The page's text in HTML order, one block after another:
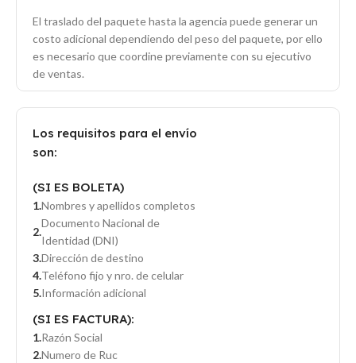
El traslado del paquete hasta la agencia puede generar un
costo adicional dependiendo del peso del paquete, por ello
es necesario que coordine previamente con su ejecutivo
de ventas.
Los requisitos para el envío
son:
(SI ES BOLETA)
Nombres y apellidos completos
Documento Nacional de
Identidad (DNI)
Dirección de destino
Teléfono fijo y nro. de celular
Información adicional
(SI ES FACTURA):
Razón Social
Numero de Ruc